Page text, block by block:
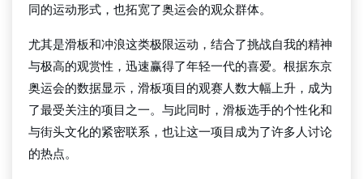
同的运动形式，也拓宽了奥运会的观众群体。
尤其是滑板和冲浪这类极限运动，结合了挑战自我的精神
与极高的观赏性，迅速赢得了年轻一代的喜爱。根据东京
奥运会的数据显示，滑板项目的观赛人数大幅上升，成为
了最受关注的项目之一。与此同时，滑板选手的个性化和
与街头文化的紧密联系，也让这一项目成为了许多人讨论
的热点。